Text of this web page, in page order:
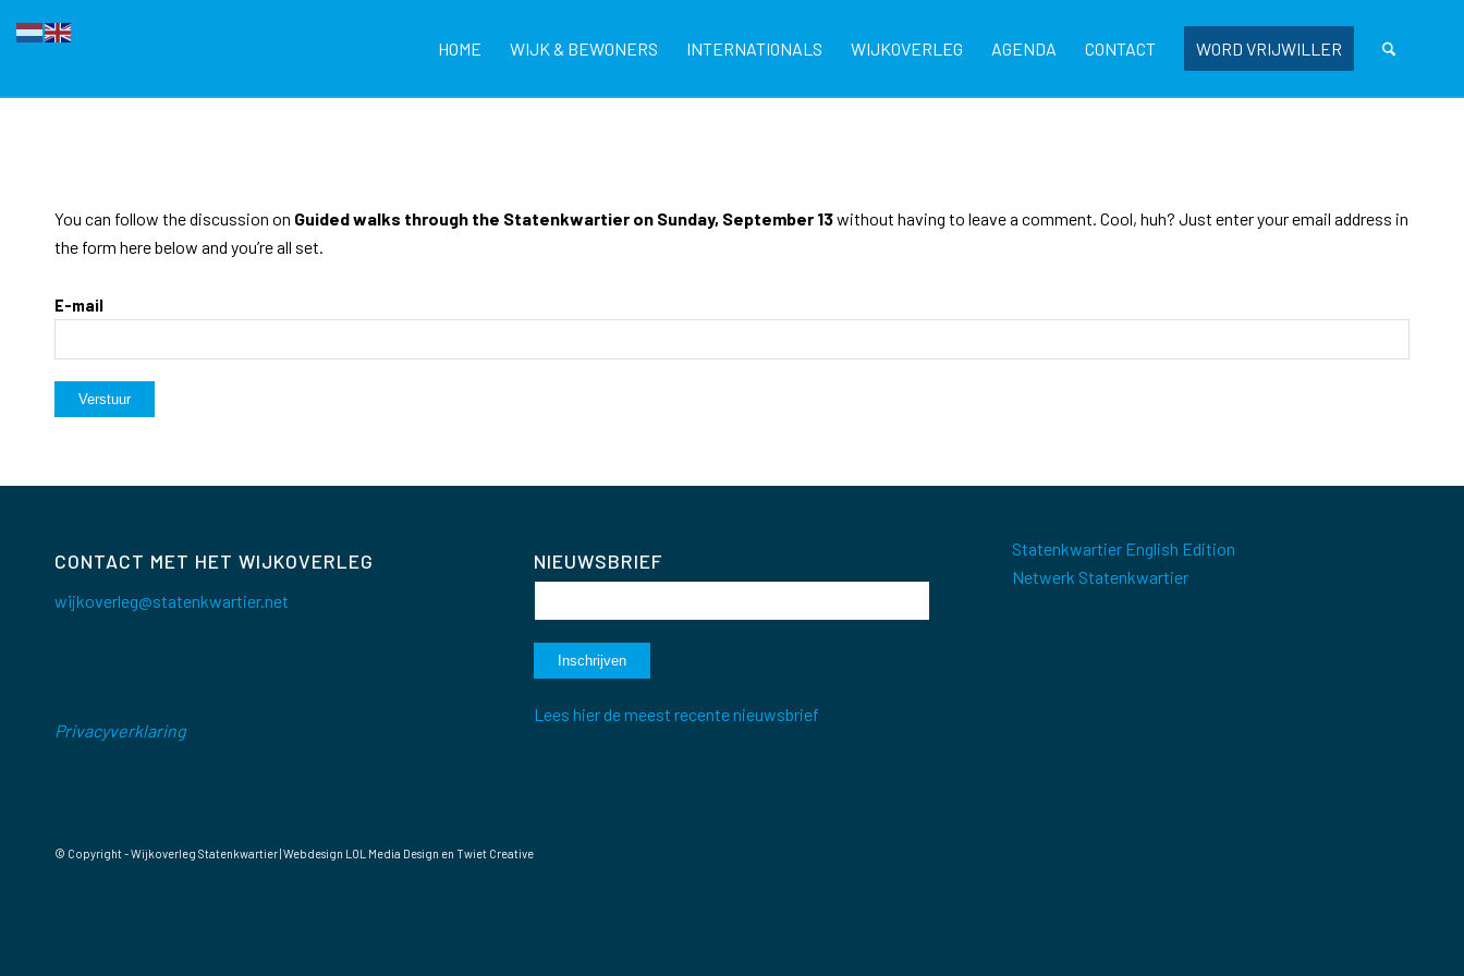
HOME WIJK & BEWONERS INTERNATIONALS WIJKOVERLEG AGENDA CONTACT WORD VRIJWILLER
You can follow the discussion on Guided walks through the Statenkwartier on Sunday, September 13without having to leave a comment. Cool, huh? Just enter your email address in
the form here below and you’re all set.
E-mail
CONTACT MET HET WIJKOVERLEG
wijkoverleg@statenkwartier.net
Privacyverklaring
NIEUWSBRIEF
Lees hier de meest recente nieuwsbrief
Statenkwartier English Edition
Netwerk Statenkwartier
© Copyright - Wijkoverleg Statenkwartier | Webdesign LOL Media Design en Twiet Creative